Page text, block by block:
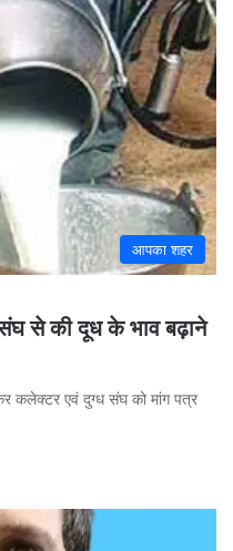
आपका शहर
से की दूध के भाव बढ़ाने
कलेक्टर एवं दुग्ध संघ को मांग पत्र